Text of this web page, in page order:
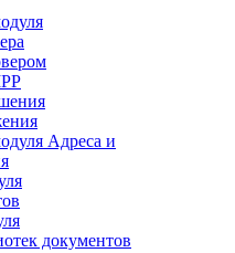
Адреса и
документов